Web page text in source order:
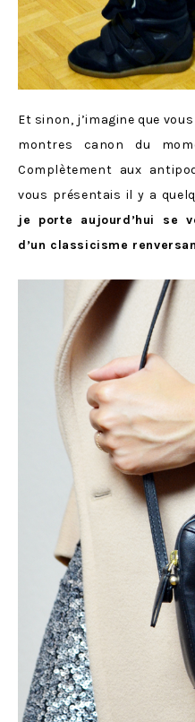
Et sinon, j’imagine que
montres canon du
Complètement aux
vous présentais il y a
je porte aujourd’hui se
d’un classicisme